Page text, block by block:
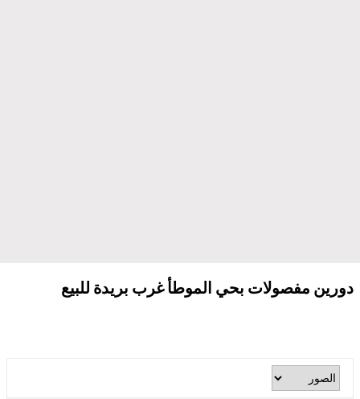
دورين مفصولات بحي الموطأ غرب بريدة للبيع